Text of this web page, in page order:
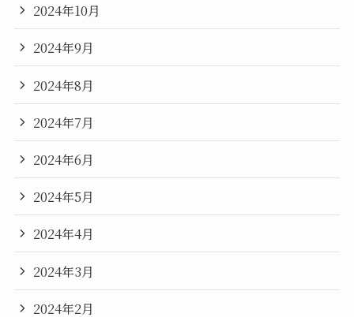
2024年10月
2024年9月
2024年8月
2024年7月
2024年6月
2024年5月
2024年4月
2024年3月
2024年2月